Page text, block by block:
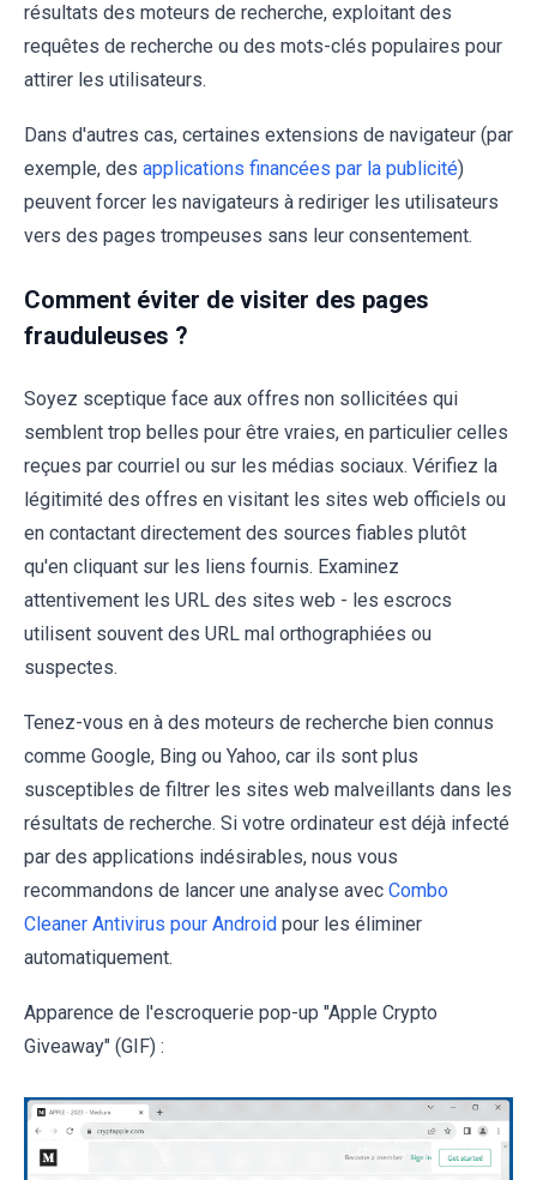
résultats des moteurs de recherche, exploitant des
requêtes de recherche ou des mots-clés populaires pour
attirer les utilisateurs.
Dans d'autres cas, certaines extensions de navigateur (par
exemple, des applications financées par la publicité)
peuvent forcer les navigateurs à rediriger les utilisateurs
vers des pages trompeuses sans leur consentement.
Comment éviter de visiter des pages
frauduleuses ?
Soyez sceptique face aux offres non sollicitées qui
semblent trop belles pour être vraies, en particulier celles
reçues par courriel ou sur les médias sociaux. Vérifiez la
légitimité des offres en visitant les sites web officiels ou
en contactant directement des sources fiables plutôt
qu'en cliquant sur les liens fournis. Examinez
attentivement les URL des sites web - les escrocs
utilisent souvent des URL mal orthographiées ou
suspectes.
Tenez-vous en à des moteurs de recherche bien connus
comme Google, Bing ou Yahoo, car ils sont plus
susceptibles de filtrer les sites web malveillants dans les
résultats de recherche. Si votre ordinateur est déjà infecté
par des applications indésirables, nous vous
recommandons de lancer une analyse avec Combo
Cleaner Antivirus pour Android pour les éliminer
automatiquement.
Apparence de l'escroquerie pop-up "Apple Crypto
Giveaway" (GIF) :